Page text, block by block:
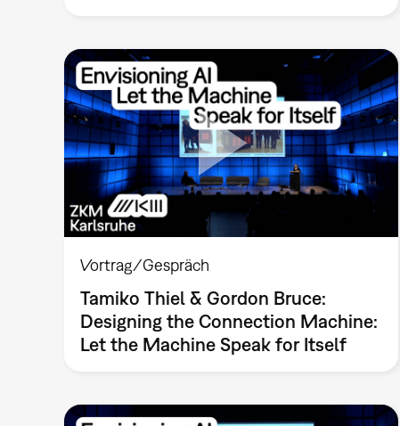
Vortrag/Gespräch
Tamiko Thiel & Gordon Bruce:
Designing the Connection Machine:
Let the Machine Speak for Itself